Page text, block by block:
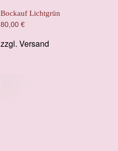
Bockauf Lichtgrün
80,00 €
zzgl. Versand